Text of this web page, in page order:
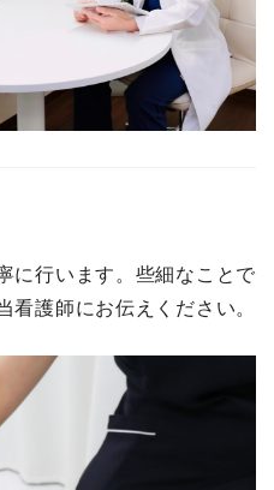
に行います。些細なことで
看護師にお伝えください。